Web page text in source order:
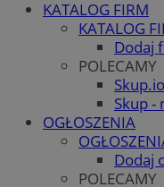
KATALOG FIRM
KATALOG
Dodaj
POLECAMY
Skup -
OGŁOSZENIA
Dodaj
POLECAMY